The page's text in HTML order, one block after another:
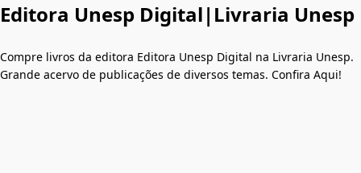
Editora Unesp Digital|Livraria Unesp
Compre livros da editora Editora Unesp Digital na Livraria Unesp.
Grande acervo de publicações de diversos temas. Confira Aqui!